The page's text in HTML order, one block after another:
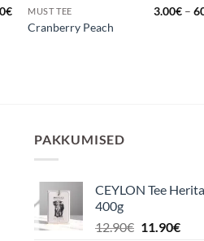
€Hinnavahemik:
3.00€
kuni
MUST TEE
Cranberry Peach
3.00€ –
PAKKUMISED
CEYLON Tee
400g
12.90€ Algne
11.90€